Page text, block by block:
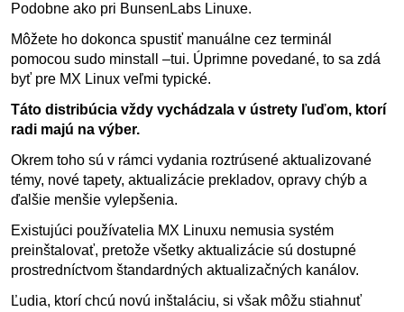
Podobne ako pri BunsenLabs Linuxe.
Môžete ho dokonca spustiť manuálne cez terminál
pomocou sudo minstall –tui. Úprimne povedané, to sa zdá
byť pre MX Linux veľmi typické.
Táto distribúcia vždy vychádzala v ústrety ľuďom, ktorí
radi majú na výber.
Okrem toho sú v rámci vydania roztrúsené aktualizované
témy, nové tapety, aktualizácie prekladov, opravy chýb a
ďalšie menšie vylepšenia.
Existujúci používatelia MX Linuxu nemusia systém
preinštalovať, pretože všetky aktualizácie sú dostupné
prostredníctvom štandardných aktualizačných kanálov.
Ľudia, ktorí chcú novú inštaláciu, si však môžu stiahnuť